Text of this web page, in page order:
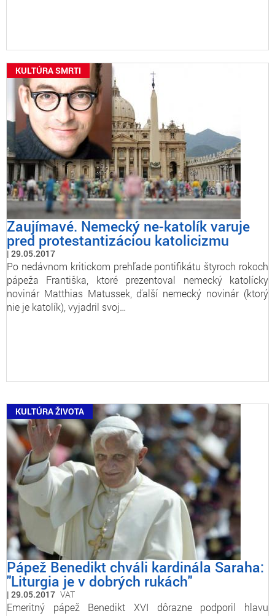
KULTÚRA SMRTI
Zaujímavé. Nemecký ne-katolík varuje
pred protestantizáciou katolicizmu
29.05.2017
Po nedávnom kritickom prehľade pontifikátu štyroch rokoch
pápeža Františka, ktoré prezentoval nemecký katolícky
novinár Matthias Matussek, ďalší nemecký novinár (ktorý
nie je katolík), vyjadril svoj…
KULTÚRA ŽIVOTA
Pápež Benedikt chváli kardinála Saraha:
"Liturgia je v dobrých rukách"
29.05.2017 VAT
Emeritný pápež Benedikt XVI dôrazne podporil hlavu